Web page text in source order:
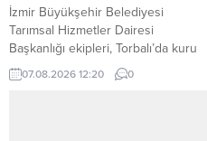
İzmir Büyükşehir Belediyesi
Tarımsal Hizmetler Dairesi
Başkanlığı ekipleri, Torbalı’da kuru
domates üretimi ve hasat sürecini
yerinde inceledi. Pamukyazı
07.08.2026 12:20 0